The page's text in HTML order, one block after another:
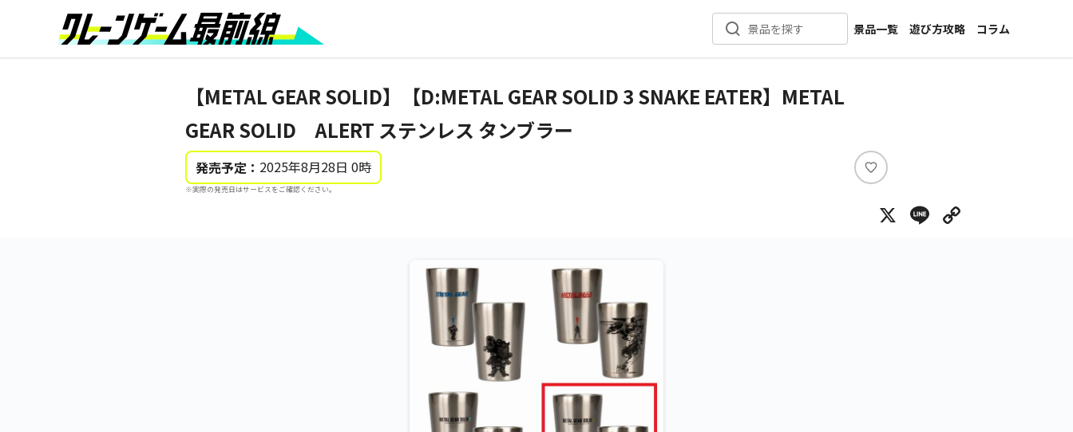
景品を探す
景品一覧
新着景品
遊び方攻略
コラム
インタビュー
【METAL GEAR SOLID】【D:METAL GEAR SOLID 3 SNAKE EATER】METAL
GEAR SOLID ALERT ステンレス タンブラー
発売予定： 2025年8月28日 0時
※実際の発売日はサービスをご確認ください。
い
ね
X Line